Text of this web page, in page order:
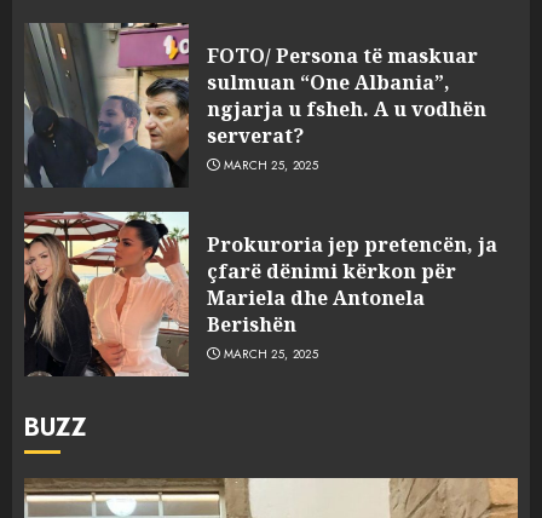
FOTO/ Persona të maskuar
sulmuan “One Albania”,
ngjarja u fsheh. A u vodhën
serverat?
MARCH 25, 2025
Prokuroria jep pretencën, ja
çfarë dënimi kërkon për
Mariela dhe Antonela
Berishën
MARCH 25, 2025
BUZZ